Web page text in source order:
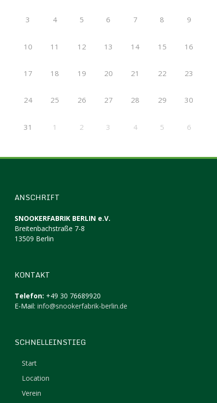
3 4 5 6 7 8 9
10 11 12 13 14 15 16
17 18 19 20 21 22 23
24 25 26 27 28 29 30
31 1 2 3 4 5 6
ANSCHRIFT
SNOOKERFABRIK BERLIN e.V.
Breitenbachstraße 7-8
13509 Berlin
KONTAKT
Telefon: +49 30 76689920
E-Mail: info@snookerfabrik-berlin.de
SCHNELLEINSTIEG
Start
Location
Verein